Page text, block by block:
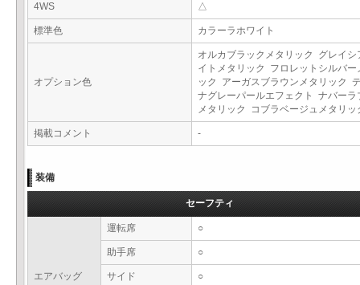
4WS △
標準色 カラーラホワイト
オプション色
オルカブラックメタリック グレイシ
イトメタリック フロレットシルバー
ック アーガスブラウンメタリック
ナグレーパールエフェクト ナバーラ
メタリック コブラベージュメタリ
掲載コメント -
装備
セーフティ
エアバッグ
運転席 ○
助手席 ○
サイド ○